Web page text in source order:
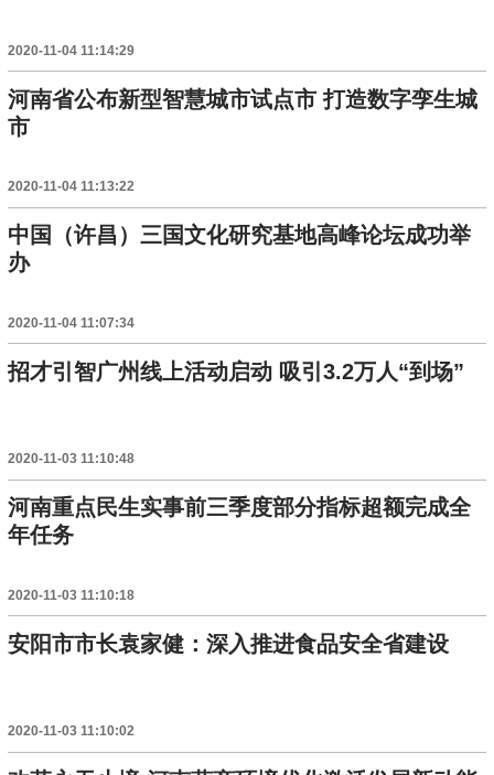
2020-11-04 11:14:29
河南省公布新型智慧城市试点市 打造数字孪生城
市
2020-11-04 11:13:22
中国（许昌）三国文化研究基地高峰论坛成功举
办
2020-11-04 11:07:34
招才引智广州线上活动启动 吸引3.2万人“到场”
2020-11-03 11:10:48
河南重点民生实事前三季度部分指标超额完成全
年任务
2020-11-03 11:10:18
安阳市市长袁家健：深入推进食品安全省建设
2020-11-03 11:10:02